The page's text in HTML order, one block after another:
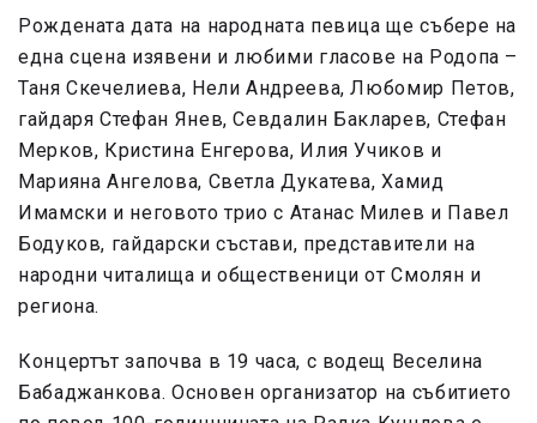
Рождената дата на народната певица ще събере на
една сцена изявени и любими гласове на Родопа –
Таня Скечелиева, Нели Андреева, Любомир Петов,
гайдаря Стефан Янев, Севдалин Бакларев, Стефан
Мерков, Кристина Енгерова, Илия Учиков и
Марияна Ангелова, Светла Дукатева, Хамид
Имамски и неговото трио с Атанас Милев и Павел
Бодуков, гайдарски състави, представители на
народни читалища и общественици от Смолян и
региона.
Концертът започва в 19 часа, с водещ Веселина
Бабаджанкова. Основен организатор на събитието